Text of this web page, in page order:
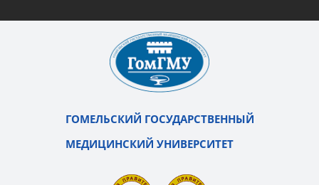
ГОМЕЛЬСКИЙ ГОСУДАРСТВЕННЫЙ
МЕДИЦИНСКИЙ УНИВЕРСИТЕТ